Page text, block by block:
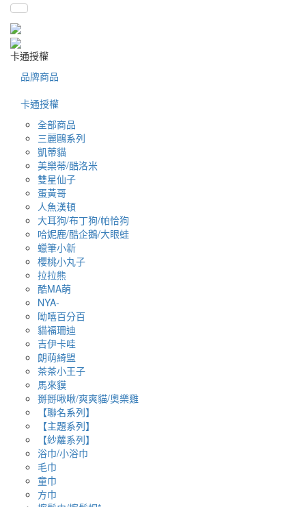
卡通授權
品牌商品
卡通授權
全部商品
三麗鷗系列
凱蒂貓
美樂蒂/酷洛米
雙星仙子
蛋黃哥
人魚漢頓
大耳狗/布丁狗/帕恰狗
哈妮鹿/酷企鵝/大眼蛙
蠟筆小新
櫻桃小丸子
拉拉熊
酷MA萌
NYA-
呦嘻百分百
貓福珊迪
吉伊卡哇
朗萌綺盟
茶茶小王子
馬來貘
掰掰啾啾/爽爽貓/奧樂雞
【聯名系列】
【主題系列】
【紗蘿系列】
浴巾/小浴巾
毛巾
童巾
方巾